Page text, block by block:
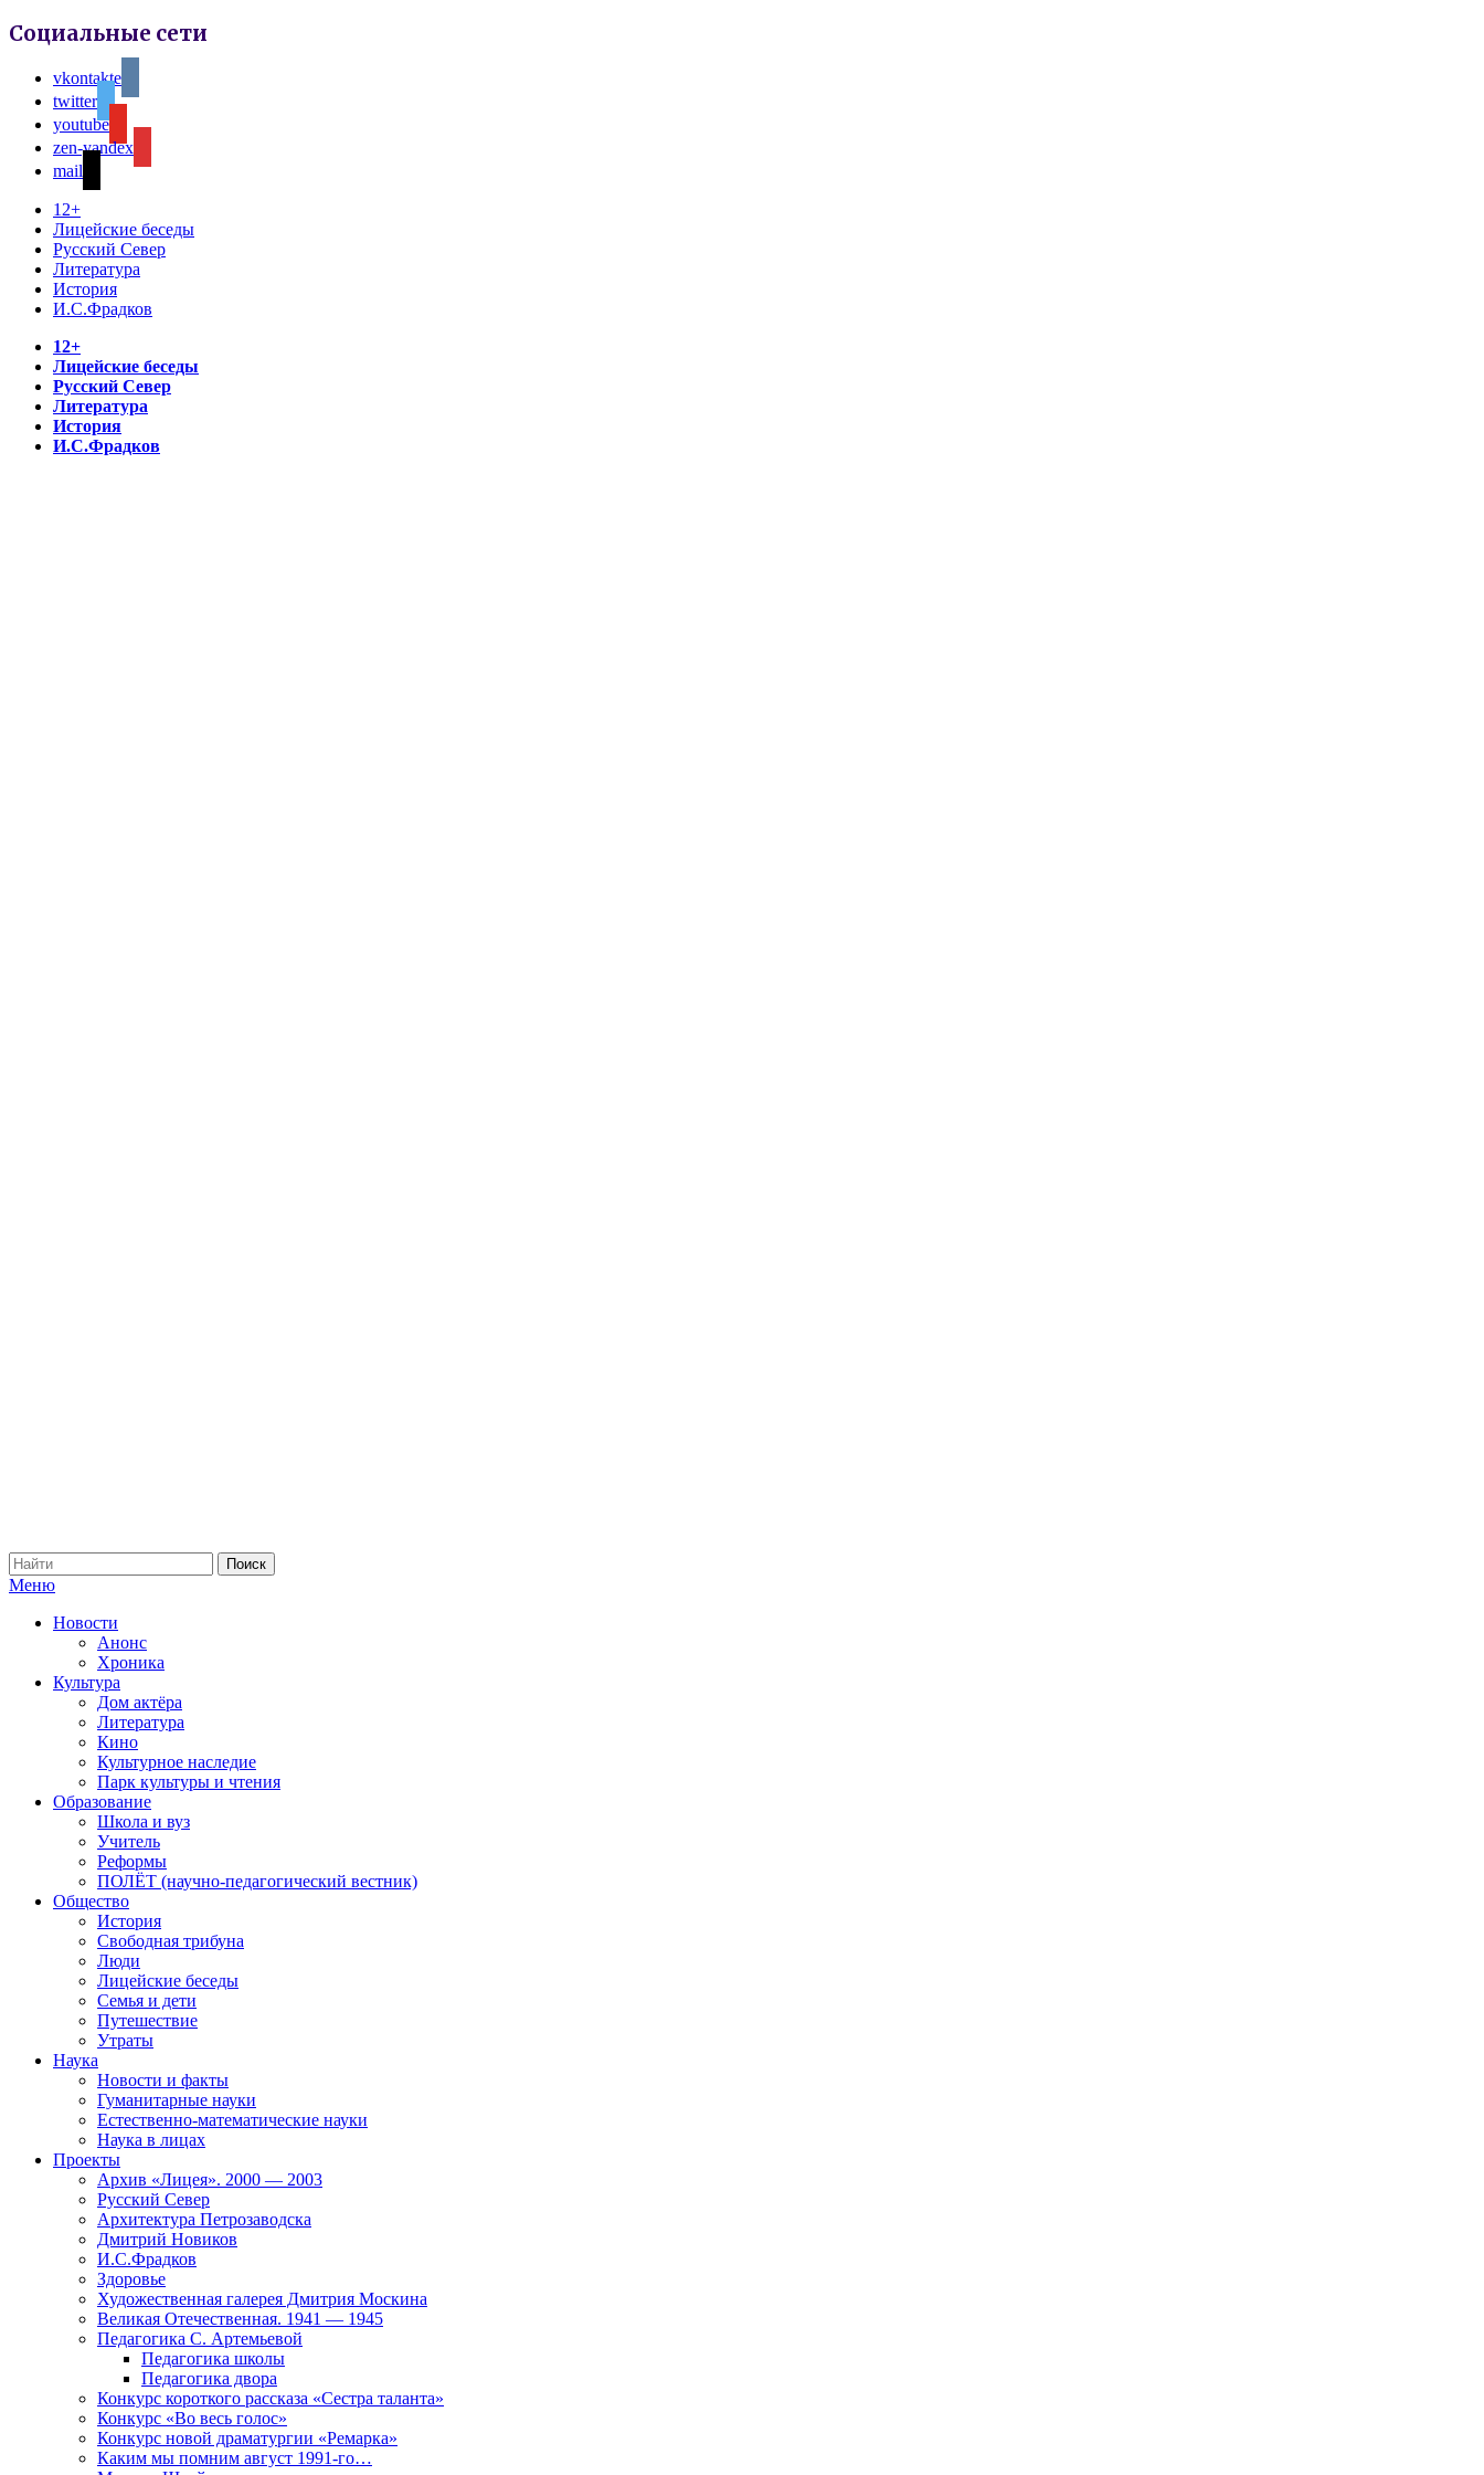
Социальные сети
vkontakte
twitter
youtube
zen-yandex
mail
12+
Лицейские беседы
Русский Север
Литература
История
И.С.Фрадков
12+
Лицейские беседы
Русский Север
Литература
История
И.С.Фрадков
Меню
Новости
Анонс
Хроника
Культура
Дом актёра
Литература
Кино
Культурное наследие
Парк культуры и чтения
Образование
Школа и вуз
Учитель
Реформы
ПОЛЁТ (научно-педагогический вестник)
Общество
История
Свободная трибуна
Люди
Лицейские беседы
Семья и дети
Путешествие
Утраты
Наука
Новости и факты
Гуманитарные науки
Естественно-математические науки
Наука в лицах
Проекты
Архив «Лицея». 2000 — 2003
Русский Север
Архитектура Петрозаводска
Дмитрий Новиков
И.С.Фрадков
Здоровье
Художественная галерея Дмитрия Москина
Великая Отечественная. 1941 — 1945
Педагогика С. Артемьевой
Педагогика школы
Педагогика двора
Конкурс короткого рассказа «Сестра таланта»
Конкурс «Во весь голос»
Конкурс новой драматургии «Ремарка»
Каким мы помним август 1991-го…